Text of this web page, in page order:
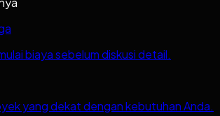
biaya sebelum diskusi detail.
yang dekat dengan kebutuhan Anda.